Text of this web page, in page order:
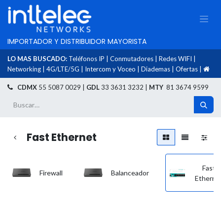
IMPORTADOR Y DISTRIBUIDOR MAYORISTA
LO MAS BUSCADO: Teléfonos IP Conmutadores Redes WIFI
Networking
4G/LTE/5G Intercom y Voceo Diademas Ofertas
CDMX 55 5087 0029 | GDL33 3631 3232 | MTY 81 3674 9599
Fast Ethernet
Firewall Balanceador
Fast